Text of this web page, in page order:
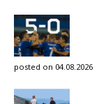
posted on 04.08.2026